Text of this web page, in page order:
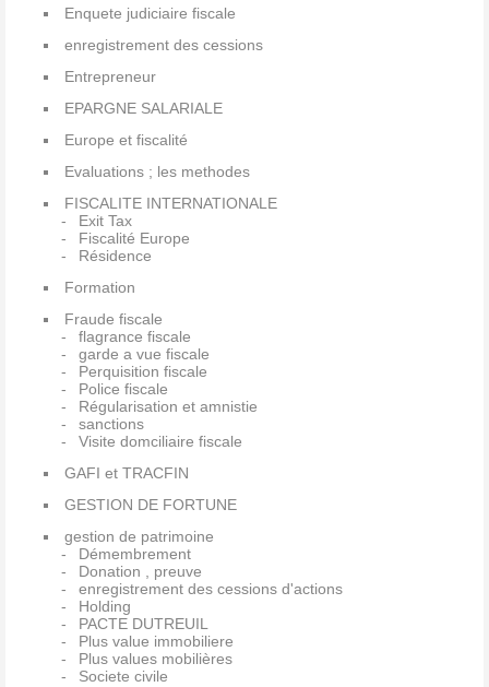
Enquete judiciaire fiscale
enregistrement des cessions
Entrepreneur
EPARGNE SALARIALE
Europe et fiscalité
Evaluations ; les methodes
FISCALITE INTERNATIONALE
Exit Tax
Fiscalité Europe
Résidence
Formation
Fraude fiscale
flagrance fiscale
garde a vue fiscale
Perquisition fiscale
Police fiscale
Régularisation et amnistie
sanctions
Visite domciliaire fiscale
GAFI et TRACFIN
GESTION DE FORTUNE
gestion de patrimoine
Démembrement
Donation , preuve
enregistrement des cessions d'actions
Holding
PACTE DUTREUIL
Plus value immobiliere
Plus values mobilières
Societe civile